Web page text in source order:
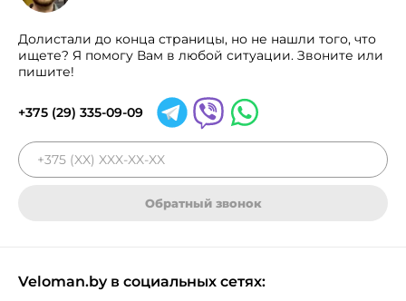
Долистали до конца страницы, но не нашли того, что
ищете? Я помогу Вам в любой ситуации. Звоните или
пишите!
+375 (29) 335-09-09
Обратный звонок
Veloman.by в социальных сетях: